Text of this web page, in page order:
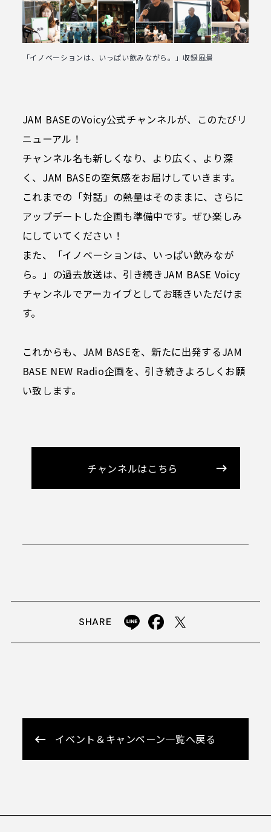
うめきた公園・南館
BørneLund PLAY CUBE
（ボーネルンド プレイキューブ）
Fit cube
コングレスクエア グラングリーン大阪
CONTACT お問い合わせ
よくあるご質問
ガイドブック（日本語）
ガイドブック（英語）
フロアマップダウンロード
サイトポリシー
プライバシーポリシー
ソーシャルメディアガイドライン
X
「イノベーションは、いっぱい飲みながら。」収録風景
JAM BASEのVoicy公式チャンネルが、このたびリ
ニューアル！
チャンネル名も新しくなり、より広く、より深
く、JAM BASEの空気感をお届けしていきます。
これまでの「対話」の熱量はそのままに、さらに
アップデートした企画も準備中です。ぜひ楽しみ
にしていてください！
また、「イノベーションは、いっぱい飲みなが
ら。」の過去放送は、引き続きJAM BASE Voicy
チャンネルでアーカイブとしてお聴きいただけま
す。
これからも、JAM BASEを、新たに出発するJAM
BASE NEW Radio企画を、引き続きよろしくお願
い致します。
チャンネルはこちら
SHARE
イベント＆キャンペーン一覧へ戻る